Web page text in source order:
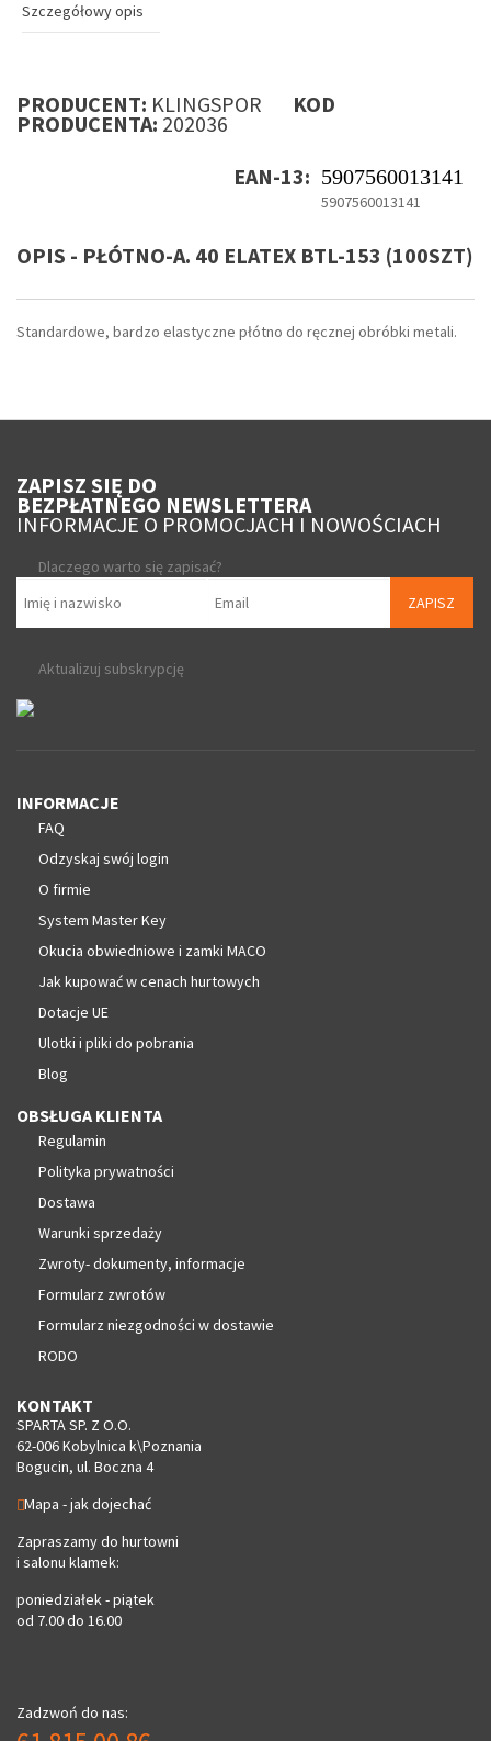
Szczegółowy opis
PRODUCENT: KLINGSPOR KOD
PRODUCENTA: 202036
EAN-13: 5907560013141
5907560013141
OPIS - PŁÓTNO-A. 40 ELATEX BTL-153 (100SZT)
Standardowe, bardzo elastyczne płótno do ręcznej obróbki metali.
ZAPISZ SIĘ DO
BEZPŁATNEGO NEWSLETTERA
INFORMACJE O PROMOCJACH I NOWOŚCIACH
Dlaczego warto się zapisać?
ZAPISZ
Aktualizuj subskrypcję
INFORMACJE
FAQ
Odzyskaj swój login
O firmie
System Master Key
Okucia obwiedniowe i zamki MACO
Jak kupować w cenach hurtowych
Dotacje UE
Ulotki i pliki do pobrania
Blog
OBSŁUGA KLIENTA
Regulamin
Polityka prywatności
Dostawa
Warunki sprzedaży
Zwroty- dokumenty, informacje
Formularz zwrotów
Formularz niezgodności w dostawie
RODO
KONTAKT
SPARTA SP. Z O.O.
62-006 Kobylnica k\Poznania
Bogucin, ul. Boczna 4
Mapa - jak dojechać
Zapraszamy do hurtowni
i salonu klamek:
poniedziałek - piątek
od 7.00 do 16.00
Zadzwoń do nas: